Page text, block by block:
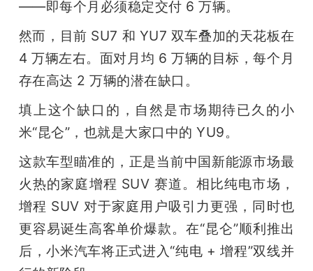
——即每个月必须稳定交付 6 万辆。
然而，目前 SU7 和 YU7 双车叠加的天花板在
4 万辆左右。面对月均 6 万辆的目标，每个月
存在高达 2 万辆的潜在缺口。
填上这个缺口的，自然是市场期待已久的小
米“昆仑”，也就是大家口中的 YU9。
这款车型瞄准的，正是当前中国新能源市场最
火热的家庭增程 SUV 赛道。相比纯电市场，
增程 SUV 对于家庭用户吸引力更强，同时也
更容易诞生高客单价爆款。在“昆仑”顺利推出
后，小米汽车将正式进入“纯电 + 增程”双线并